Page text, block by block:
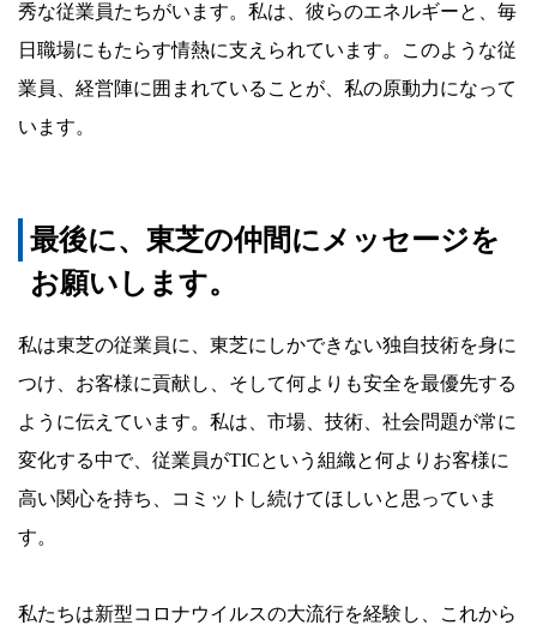
秀な従業員たちがいます。私は、彼らのエネルギーと、毎
日職場にもたらす情熱に支えられています。このような従
業員、経営陣に囲まれていることが、私の原動力になって
います。
最後に、東芝の仲間にメッセージを
お願いします。
私は東芝の従業員に、東芝にしかできない独自技術を身に
つけ、お客様に貢献し、そして何よりも安全を最優先する
ように伝えています。私は、市場、技術、社会問題が常に
変化する中で、従業員がTICという組織と何よりお客様に
高い関心を持ち、コミットし続けてほしいと思っていま
す。
私たちは新型コロナウイルスの大流行を経験し、これから